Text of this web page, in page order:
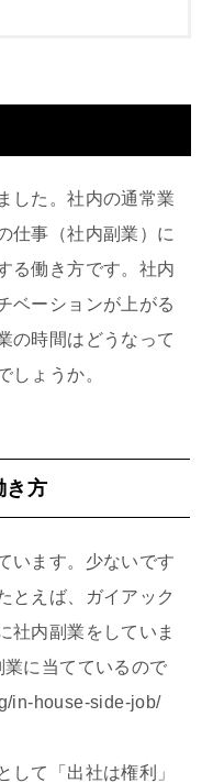
した。社内の通常業
仕事（社内副業）に
る働き方です。社内
ベーションが上がる
の時間はどうなって
しょうか。
き方
います。少ないです
とえば、ガイアック
社内副業をしていま
に当てているので
in-house-side-job/
して「出社は権利」